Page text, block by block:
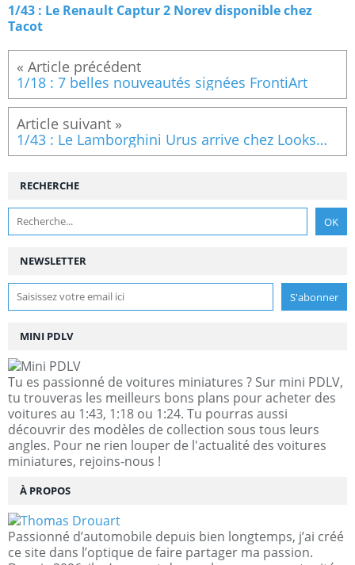
1/43 : Le Renault Captur 2 Norev disponible chez
Tacot
1/18 : 7 belles nouveautés signées FrontiArt
1/43 : Le Lamborghini Urus arrive chez Looksmart Models (LS484)
NEWSLETTER
RECHERCHE
MINI PDLV
Tu es passionné de voitures miniatures ? Sur mini PDLV,
tu trouveras les meilleurs bons plans pour acheter des
voitures au 1:43, 1:18 ou 1:24. Tu pourras aussi
découvrir des modèles de collection sous tous leurs
angles. Pour ne rien louper de l'actualité des voitures
miniatures, rejoins-nous !
À PROPOS
Passionné d’automobile depuis bien longtemps, j’ai créé
ce site dans l’optique de faire partager ma passion.